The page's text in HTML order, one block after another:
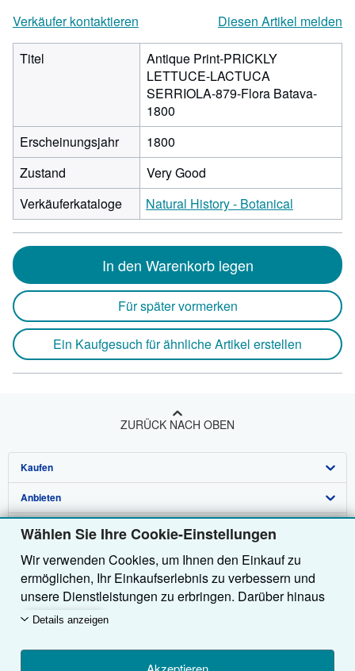
Wählen Sie Ihre Cookie-Einstellungen
Wir verwenden Cookies, um Ihnen den Einkauf zu
ermöglichen, Ihr Einkaufserlebnis zu verbessern und
unsere Dienstleistungen zu erbringen. Darüber hinaus
verwenden wir Cookies, um nachzuvollziehen, wie
Erfassung von Website-Besuchen), sodass wir
Details anzeigen
Verkäufer kontaktieren
Diesen Artikel melden
Titel
Antique Print-PRICKLY
LETTUCE-LACTUCA
SERRIOLA-879-Flora Batava-
1800
Erscheinungsjahr
1800
Zustand
Very Good
Verkäuferkataloge
Natural History - Botanical
In den Warenkorb legen
Für später vormerken
Ein Kaufgesuch für ähnliche Artikel erstellen
ZURÜCK NACH OBEN
Kaufen
Detailsuche
Sammlungen
Nutzerkonto
Meine Bestellungen
Warenkorb
Anbieten
Verkäufer werden
Partnerprogramm
Empfehlen Sie einen Verkäufer
Über uns
Über uns / Impressum
Presse
Karriere
Datenschutzerklärung
Hilfe
Hilfebereich
Kundenservice
Weitere AbeBooks Unternehmen
AbeBooks.com
AbeBooks.co.uk
AbeBooks folgen